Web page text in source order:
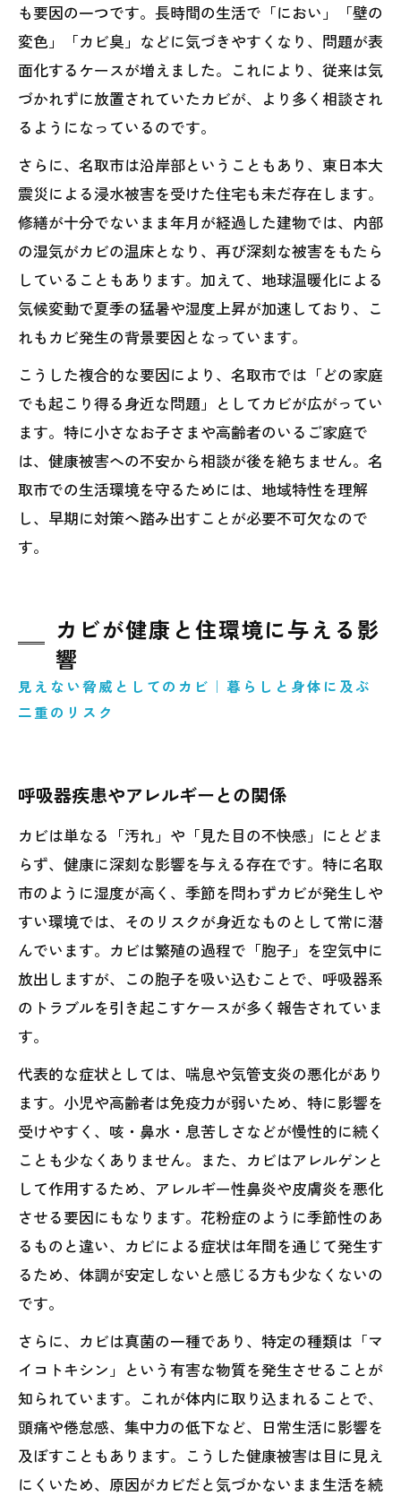
も要因の一つです。長時間の生活で「におい」「壁の
変色」「カビ臭」などに気づきやすくなり、問題が表
面化するケースが増えました。これにより、従来は気
づかれずに放置されていたカビが、より多く相談され
るようになっているのです。
さらに、名取市は沿岸部ということもあり、東日本大
震災による浸水被害を受けた住宅も未だ存在します。
修繕が十分でないまま年月が経過した建物では、内部
の湿気がカビの温床となり、再び深刻な被害をもたら
していることもあります。加えて、地球温暖化による
気候変動で夏季の猛暑や湿度上昇が加速しており、こ
れもカビ発生の背景要因となっています。
こうした複合的な要因により、名取市では「どの家庭
でも起こり得る身近な問題」としてカビが広がってい
ます。特に小さなお子さまや高齢者のいるご家庭で
は、健康被害への不安から相談が後を絶ちません。名
取市での生活環境を守るためには、地域特性を理解
し、早期に対策へ踏み出すことが必要不可欠なので
す。
カビが健康と住環境に与える影
響
見えない脅威としてのカビ｜暮らしと身体に及ぶ
二重のリスク
呼吸器疾患やアレルギーとの関係
カビは単なる「汚れ」や「見た目の不快感」にとどま
らず、健康に深刻な影響を与える存在です。特に名取
市のように湿度が高く、季節を問わずカビが発生しや
すい環境では、そのリスクが身近なものとして常に潜
んでいます。カビは繁殖の過程で「胞子」を空気中に
放出しますが、この胞子を吸い込むことで、呼吸器系
のトラブルを引き起こすケースが多く報告されていま
す。
代表的な症状としては、喘息や気管支炎の悪化があり
ます。小児や高齢者は免疫力が弱いため、特に影響を
受けやすく、咳・鼻水・息苦しさなどが慢性的に続く
ことも少なくありません。また、カビはアレルゲンと
して作用するため、アレルギー性鼻炎や皮膚炎を悪化
させる要因にもなります。花粉症のように季節性のあ
るものと違い、カビによる症状は年間を通じて発生す
るため、体調が安定しないと感じる方も少なくないの
です。
さらに、カビは真菌の一種であり、特定の種類は「マ
イコトキシン」という有害な物質を発生させることが
知られています。これが体内に取り込まれることで、
頭痛や倦怠感、集中力の低下など、日常生活に影響を
及ぼすこともあります。こうした健康被害は目に見え
にくいため、原因がカビだと気づかないまま生活を続